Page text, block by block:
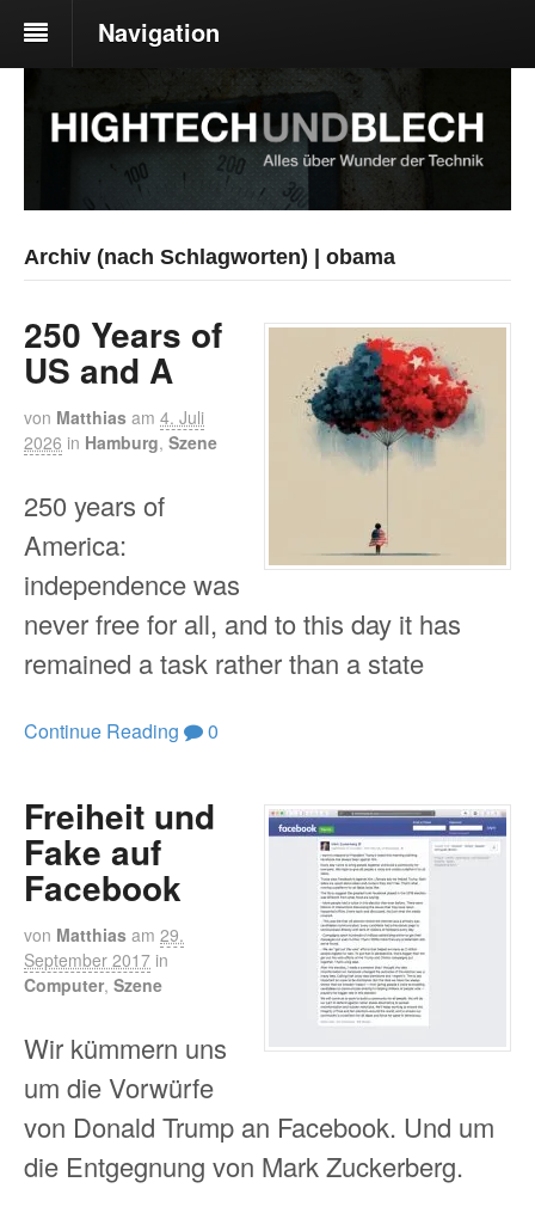
Navigation
Archiv (nach Schlagworten) | obama
250 Years of
US and A
von Matthias am 4. Juli
2026 in Hamburg, Szene
250 years of
America:
independence was
never free for all, and to this day it has
remained a task rather than a state
Continue Reading 0
Freiheit und
Fake auf
Facebook
von Matthias am 29.
September 2017 in
Computer, Szene
Wir kümmern uns
um die Vorwürfe
von Donald Trump an Facebook. Und um
die Entgegnung von Mark Zuckerberg.